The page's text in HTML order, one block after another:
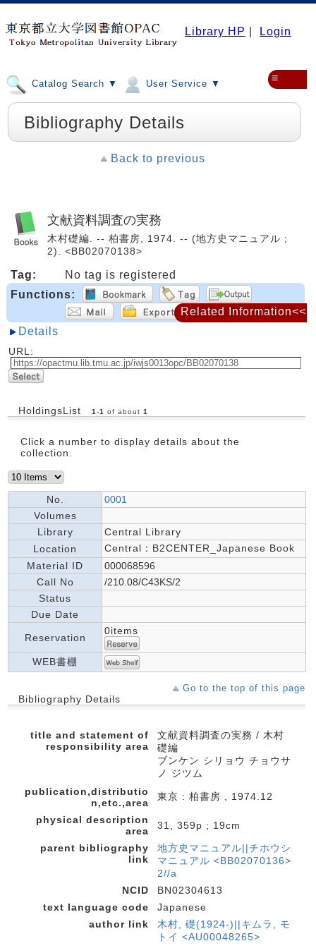
Library HP Login
Catalog Search ▼ User Service ▼ ≡
Bibliography Details
Back to previous
文献資料調査の実務
木村礎編. -- 柏書房, 1974. -- (地方史マニュアル ;
2). <BB02070138>
Tag:
No tag is registered
Functions:
Details
URL:
HoldingsList 1 -1 of about 1
Click a number to display details about the
collection.
No.
0001
Volumes
Library
Central Library
Location
Central：B2CENTER_Japanese Book
Material ID
000068596
Call No
/210.08/C43KS/2
Status
Due Date
Reservation
0items
WEB書棚
Go to the top of this page
Bibliography Details
title and statement of
responsibility area
文献資料調査の実務 / 木村
礎編
ブンケン シリョウ チョウサ
ノ ジツム
publication,distributio
n,etc.,area
東京 : 柏書房 , 1974.12
physical description
area
31, 359p ; 19cm
parent bibliography
link
地方史マニュアル||チホウシ
マニュアル <BB02070136>
2//a
NCID
BN02304613
text language code
Japanese
author link
木村, 礎(1924-)||キムラ, モ
トイ <AU00048265>
Related Information<<